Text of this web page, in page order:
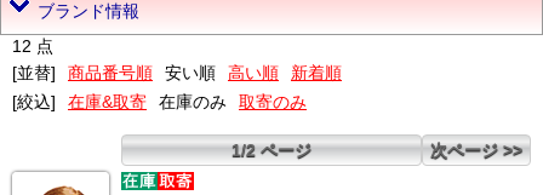
ブランド情報
12 点
[並替]
商品番号順 安い順 高い順
新着順
[絞込]
在庫&取寄 在庫のみ 取寄のみ
1/2 ページ 次ページ >>